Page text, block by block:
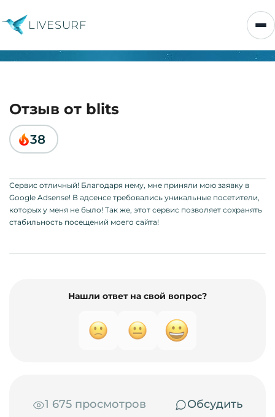
LIVESURF
Отзыв от blits
38
Сервис отличный! Благодаря нему, мне приняли мою заявку в
Google Adsense! В адсенсе требовались уникальные посетители,
которых у меня не было! Так же, этот сервис позволяет сохранять
стабильность посещений моего сайта!
Нашли ответ на свой вопрос?
1 675 просмотров
Обсудить